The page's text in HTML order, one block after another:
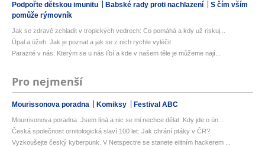
Podpořte dětskou imunitu Babské rady proti nachlazení
S čím vším
pomůže rýmovník
Jak se zdravě zchladit v tropických vedrech: Co pomáhá a kdy už riskuj...
Úpal a úžeh: Jak je poznat a jak se z nich rychle vyléčit
Parazité v nás: Kterým se u nás líbí a kde v našem těle je můžeme nají...
Pro nejmenší
Mourissonova poradna Komiksy Festival ABC
Mourrisonova poradna: Jsem líná a nic se mi nechce dělat: Kdy jde o ún...
Česká společnost ornitologická slaví 100 let: Jak chrání ptáky v ČR?
Vyzkoušejte český kyberpunk. V Netspectre se stanete elitním hackerem ...